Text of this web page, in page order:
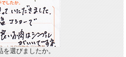
を選びましたか。